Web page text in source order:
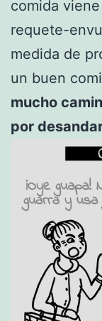
comida
requete-
medida de
un buen
mucho
por